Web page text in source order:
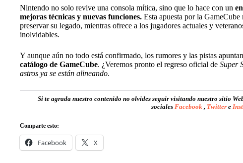
Nintendo no solo revive una consola mítica, sino que lo hace con un
mejoras técnicas y nuevas funciones. Esta apuesta por la
preservar su legado, mientras ofrece a los jugadores actuales y
inolvidables.
Y aunque aún no todo está confirmado, los rumores y las pistas
catálogo de GameCube. ¿Veremos pronto el regreso oficial de Super
astros ya se están alineando.
Si te agrada nuestro contenido no olvides seguir visitando nuestro sitio
socialesFacebook , Twitter e
Comparte esto:
Facebook X